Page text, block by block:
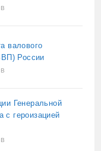
валового
России
Генеральной
героизацией